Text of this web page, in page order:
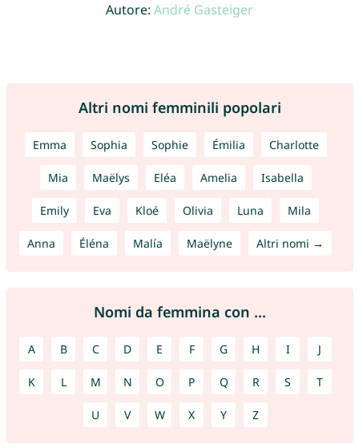
Autore: André Gasteiger
Altri nomi femminili popolari
Emma Sophia Sophie Émilia Charlotte
Mia Maëlys Eléa Amelia Isabella
Emily Eva Kloé Olivia Luna Mila
Anna Éléna Malía Maëlyne Altri nomi →
Nomi da femmina con ...
A B C D E F G H I J
K L M N O P Q R S T
U V W X Y Z